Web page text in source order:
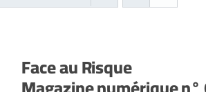
Face au Risque